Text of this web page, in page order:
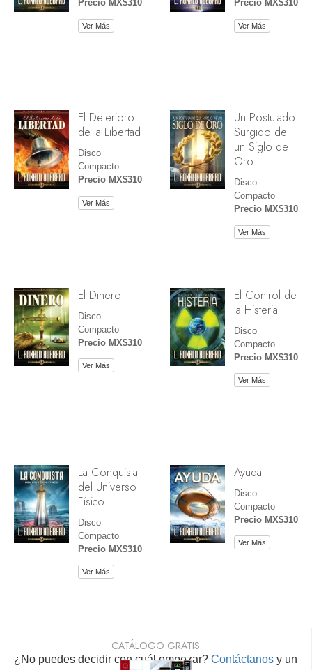
Precio MX$310
Ver Más
Precio MX$310
Ver Más
El Deterioro
de la Libertad
Disco
Compacto
Precio MX$310
Ver Más
Un Postulado
Surgido de
un Siglo de
Oro
Disco
Compacto
Precio MX$310
Ver Más
El Dinero
Disco
Compacto
Precio MX$310
Ver Más
El Control de
la Histeria
Disco
Compacto
Precio MX$310
Ver Más
La Conquista
del Universo
Físico
Disco
Compacto
Precio MX$310
Ver Más
Ayuda
Disco
Compacto
Precio MX$310
Ver Más
¿No puedes decidir con cuál empezar? Contáctanos y un
CATÁLOGO GRATIS